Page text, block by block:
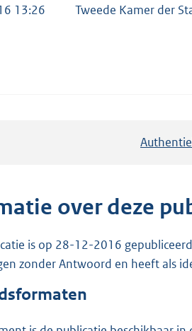
13:26 Tweede Kamer der
over deze
is op 28-12-2016
zonder Antwoord en heeft als